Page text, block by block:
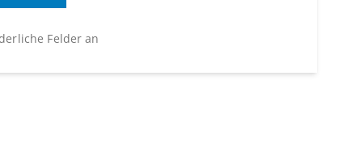
Felder an